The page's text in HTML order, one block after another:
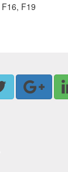
F16, F19